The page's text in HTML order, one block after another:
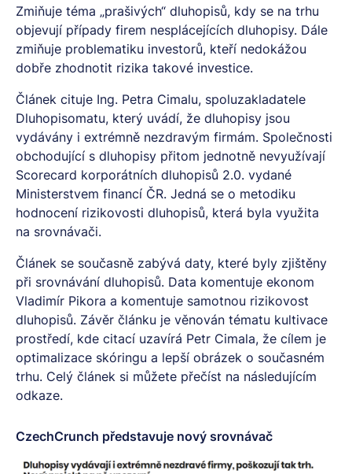
Zmiňuje téma „prašivých“ dluhopisů, kdy se na trhu
objevují případy firem nesplácejících dluhopisy. Dále
zmiňuje problematiku investorů, kteří nedokážou
dobře zhodnotit rizika takové investice.
Článek cituje Ing. Petra Cimalu, spoluzakladatele
Dluhopisomatu, který uvádí, že dluhopisy jsou
vydávány i extrémně nezdravým firmám. Společnosti
obchodující s dluhopisy přitom jednotně nevyužívají
Scorecard korporátních dluhopisů 2.0. vydané
Ministerstvem financí ČR. Jedná se o metodiku
hodnocení rizikovosti dluhopisů, která byla využita
na srovnávači.
Článek se současně zabývá daty, které byly zjištěny
při srovnávání dluhopisů. Data komentuje ekonom
Vladimír Pikora a komentuje samotnou rizikovost
dluhopisů. Závěr článku je věnován tématu kultivace
prostředí, kde citací uzavírá Petr Cimala, že cílem je
optimalizace skóringu a lepší obrázek o současném
trhu. Celý článek si můžete přečíst na následujícím
odkaze.
CzechCrunch představuje nový srovnávač